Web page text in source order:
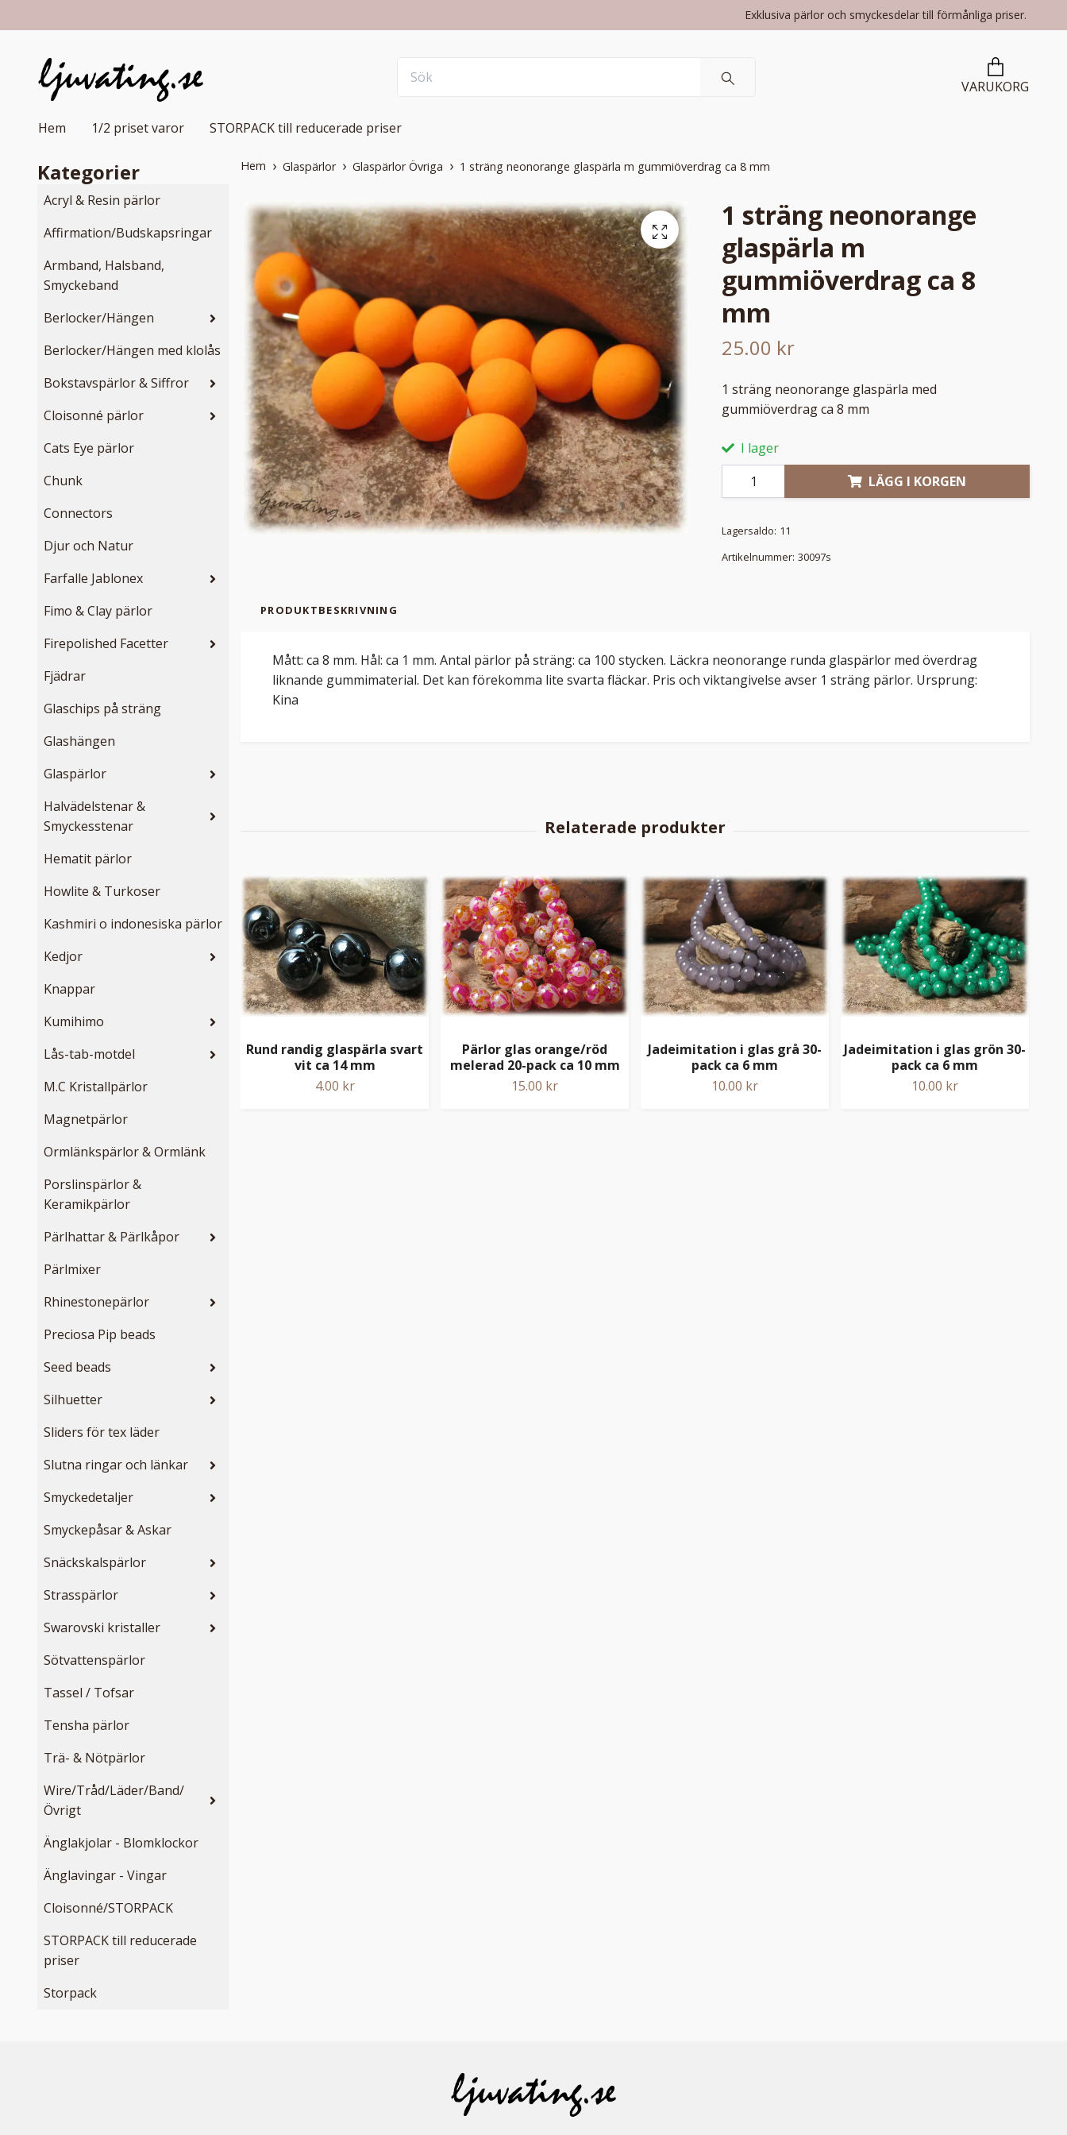
Exklusiva pärlor och smyckesdelar till förmånliga priser.
VARUKORG
Hem 1/2 priset varor STORPACK till reducerade priser
Kategorier
Acryl & Resin pärlor
Affirmation/Budskapsringar
Armband, Halsband,
Smyckeband
Berlocker/Hängen
Berlocker/Hängen med klolås
Bokstavspärlor & Siffror
Cloisonné pärlor
Cats Eye pärlor
Chunk
Connectors
Djur och Natur
Farfalle Jablonex
Fimo & Clay pärlor
Firepolished Facetter
Fjädrar
Glaschips på sträng
Glashängen
Glaspärlor
Halvädelstenar &
Smyckesstenar
Hematit pärlor
Howlite & Turkoser
Kashmiri o indonesiska pärlor
Kedjor
Knappar
Kumihimo
Lås-tab-motdel
M.C Kristallpärlor
Magnetpärlor
Ormlänkspärlor & Ormlänk
Porslinspärlor &
Keramikpärlor
Pärlhattar & Pärlkåpor
Pärlmixer
Rhinestonepärlor
Preciosa Pip beads
Seed beads
Silhuetter
Sliders för tex läder
Slutna ringar och länkar
Smyckedetaljer
Smyckepåsar & Askar
Snäckskalspärlor
Strasspärlor
Swarovski kristaller
Sötvattenspärlor
Tassel / Tofsar
Tensha pärlor
Trä- & Nötpärlor
Wire/Tråd/Läder/Band/
Övrigt
Änglakjolar - Blomklockor
Änglavingar - Vingar
Cloisonné/STORPACK
STORPACK till reducerade
priser
Storpack
Hem Glaspärlor Glaspärlor Övriga 1 sträng neonorange glaspärla m gummiöverdrag ca 8 mm
1 sträng neonorange
glaspärla m
gummiöverdrag ca 8
mm
25.00 kr
1 sträng neonorange glaspärla med
gummiöverdrag ca 8 mm
I lager
LÄGG I KORGEN
Lagersaldo: 11
Artikelnummer: 30097s
PRODUKTBESKRIVNING
Mått: ca 8 mm. Hål: ca 1 mm. Antal pärlor på sträng: ca 100 stycken. Läckra neonorange runda glaspärlor med överdrag
liknande gummimaterial. Det kan förekomma lite svarta fläckar. Pris och viktangivelse avser 1 sträng pärlor. Ursprung:
Kina
Rund randig glaspärla svart
vit ca 14 mm
4.00 kr
Pärlor glas orange/röd
melerad 20-pack ca 10 mm
15.00 kr
Jadeimitation i glas grå 30-
pack ca 6 mm
10.00 kr
Jadeimitation i glas grön 30-
pack ca 6 mm
10.00 kr